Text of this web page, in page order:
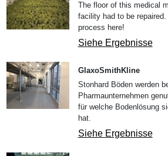
The floor of this medical
facility had to be
process here!
Siehe Ergebnisse
GlaxoSmithKline
Stonhard Böden werden
Pharmaunternehmen
für welche Bodenlösung
hat.
Siehe Ergebnisse